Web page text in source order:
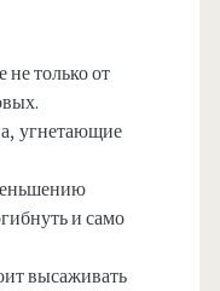
не только от
угнетающие
и само
высаживать